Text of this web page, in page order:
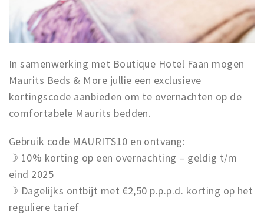
In samenwerking met Boutique Hotel Faan mogen
Maurits Beds & More jullie een exclusieve
kortingscode aanbieden om te overnachten op de
comfortabele Maurits bedden.
Gebruik code MAURITS10 en ontvang:
☽ 10% korting op een overnachting – geldig t/m
eind 2025
☽ Dagelijks ontbijt met €2,50 p.p.p.d. korting op het
reguliere tarief